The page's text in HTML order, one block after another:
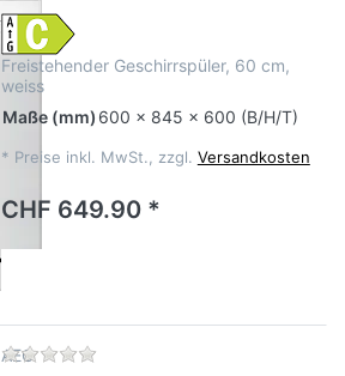
Freistehender Geschirrspüler, 60 cm,
weiss
Maße (mm) 600 x 845 x 600 (B/H/T)
* Preise inkl. MwSt., zzgl. Versandkosten
CHF 649.90 *
AEG Zu diesem Produkt liegen